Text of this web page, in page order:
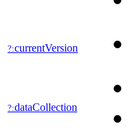
?:currentVersion
?:dataCollection